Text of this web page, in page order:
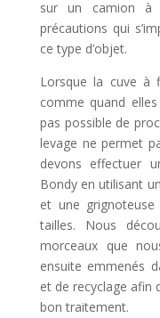
sur un camion à
précautions qui
ce type d’objet.
Lorsque la cuve à
comme quand
pas possible de
levage ne permet
devons effectuer
Bondy en utilisant
et une
tailles. Nous
morceaux que
ensuite emmenés
et de recyclage afin
bon traitement.